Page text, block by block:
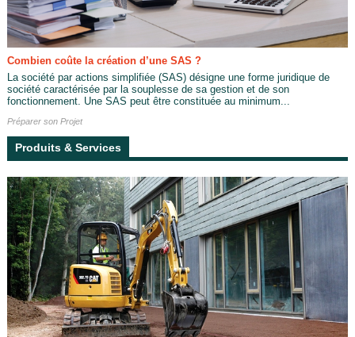
Combien coûte la création d’une SAS ?
La société par actions simplifiée (SAS) désigne une forme juridique de
société caractérisée par la souplesse de sa gestion et de son
fonctionnement. Une SAS peut être constituée au minimum...
Préparer son Projet
Produits & Services